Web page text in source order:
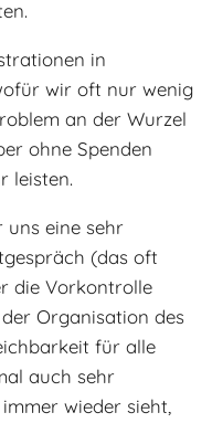
in
wir oft nur wenig
an der Wurzel
ohne Spenden
leisten.
uns eine sehr
(das oft
die Vorkontrolle
Organisation des
für alle
auch sehr
wieder sieht,